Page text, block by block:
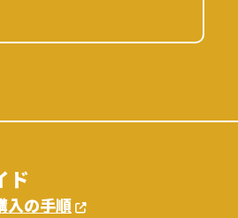
ド
入の手順